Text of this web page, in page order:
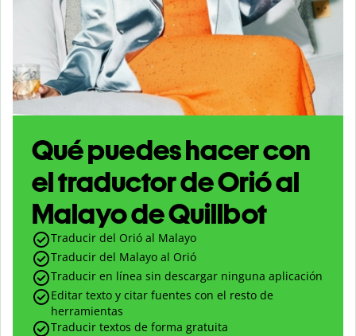
Qué puedes hacer con
el traductor de Orió al
Malayo de Quillbot
Traducir del Orió al Malayo
Traducir del Malayo al Orió
Traducir en línea sin descargar ninguna aplicación
Editar texto y citar fuentes con el resto de
herramientas
Traducir textos de forma gratuita